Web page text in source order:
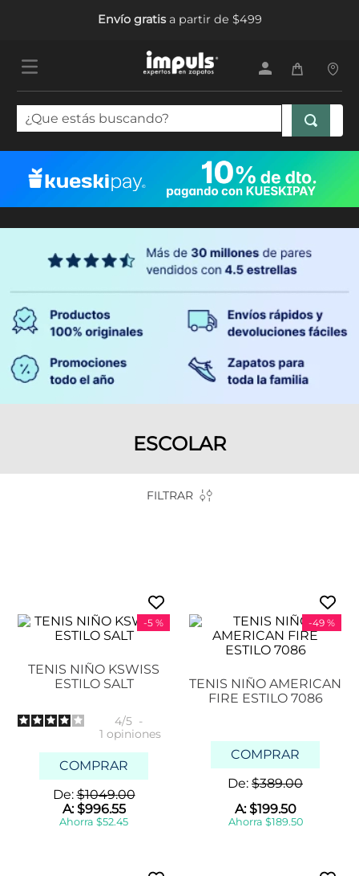
Envío gratisa partir de $499
¿Que estás buscando?
ESCOLAR
FILTRAR
-5 %
TENIS NIÑO KSWISS
ESTILO SALT
4/5 -
1 opiniones
COMPRAR
De:$1049.00
A:$996.55
Ahorra $52.45
-49 %
TENIS NIÑO AMERICAN
FIRE ESTILO 7086
COMPRAR
De: $389.00
A:$199.50
Ahorra $189.50
1.
tenis mujer
botas mujer
5. tenis